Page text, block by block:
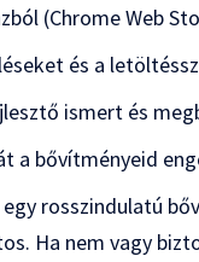
(Chrome Web
és a
ismert és
a bővítményeid
rosszindulatú
Ha nem vagy